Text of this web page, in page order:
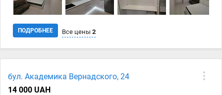
ПОДРОБНЕЕ Все цены 2
19.11 domowed.com
бул. Академика Вернадского, 24
14 000 UAH